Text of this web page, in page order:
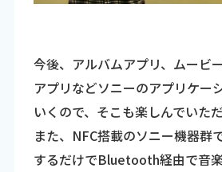
今後、アルバムアプリ、ムービ
アプリなどソニーのアプリケー
いくので、そこも楽しんでいた
また、NFC搭載のソニー機器群
するだけでBluetooth経由で音